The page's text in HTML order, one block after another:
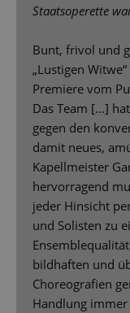
Staatsoperette
Bunt, frivol und
„Lustigen
Premiere vom
Das Team […]
gegen den
damit neues,
Kapellmeister
hervorragend
jeder Hinsicht
und Solisten zu
bildhaften und
Choreografien
Handlung